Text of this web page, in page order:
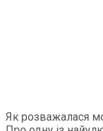
Як розважалася